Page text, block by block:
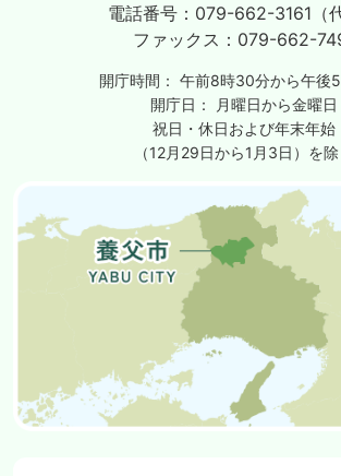
電話番号： 079-662-3161（代
ファックス： 079-662-
開庁時間： 午前8時30分から午後
開庁日：
月曜日から金曜日
祝日・休日および年末年始
（12月29日から1月3日）を除